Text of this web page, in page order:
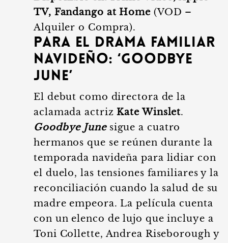
TV, Fandango at Home (VOD –
Alquiler o Compra).
Para el Drama Familiar
Navideño: ‘Goodbye
June’
El debut como directora de la
aclamada actrizKate Winslet.
Goodbye Junesigue a cuatro
hermanos que se reúnen durante la
temporada navideña para lidiar con
el duelo, las tensiones familiares y la
reconciliación cuando la salud de su
madre empeora. La película cuenta
con un elenco de lujo que incluye a
Toni Collette, Andrea Riseborough y